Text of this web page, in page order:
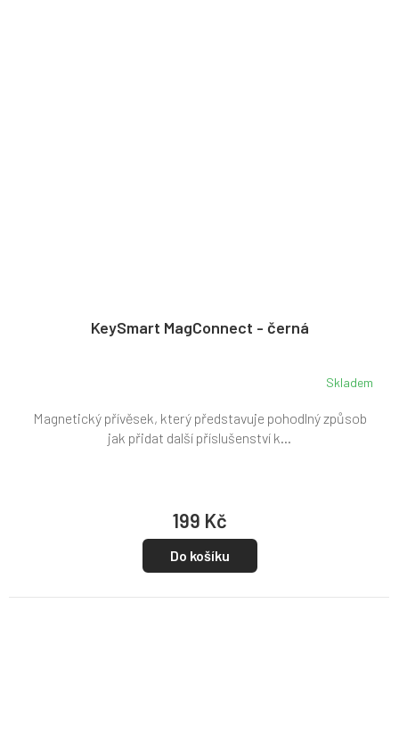
KeySmart MagConnect - černá
Skladem
199 Kč
Do košíku
Magnetický přívěsek, který představuje pohodlný způsob
jak přidat další příslušenství k...